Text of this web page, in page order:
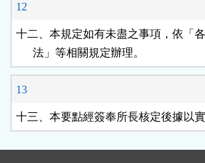
12
十二、本規定如有未盡之事項，依「
      法」等相關規定辦理。
13
十三、本要點經簽奉所長核定後據以